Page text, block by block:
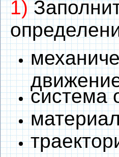
1)
система